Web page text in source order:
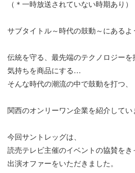
（＊一時放送されていない時期あり）
サブタイトル～時代の鼓動～にあるよ
伝統を守る、最先端のテクノロジーを
気持ちを商品にする…
そんな時代の潮流の中で鼓動を打つ、
関西のオンリーワン企業を紹介してい
今回サントレッグは、
読売テレビ主催のイベントの協賛をき
出演オファーをいただきました。